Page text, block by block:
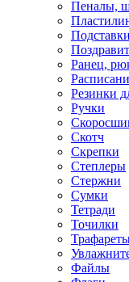
Пеналы,
Подставки
Ранец,
Резинки
Ручки
Скотч
Скрепки
Степлеры
Стержни
Сумки
Тетради
Точилки
Файлы